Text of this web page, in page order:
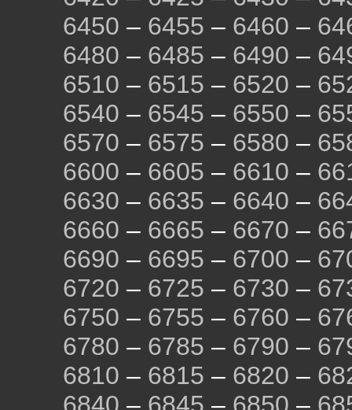
6450 – 6455 – 6460 –
6480 – 6485 – 6490 –
6510 – 6515 – 6520 –
6540 – 6545 – 6550 –
6570 – 6575 – 6580 –
6600 – 6605 – 6610 –
6630 – 6635 – 6640 –
6660 – 6665 – 6670 –
6690 – 6695 – 6700 –
6720 – 6725 – 6730 –
6750 – 6755 – 6760 –
6780 – 6785 – 6790 –
6810 – 6815 – 6820 –